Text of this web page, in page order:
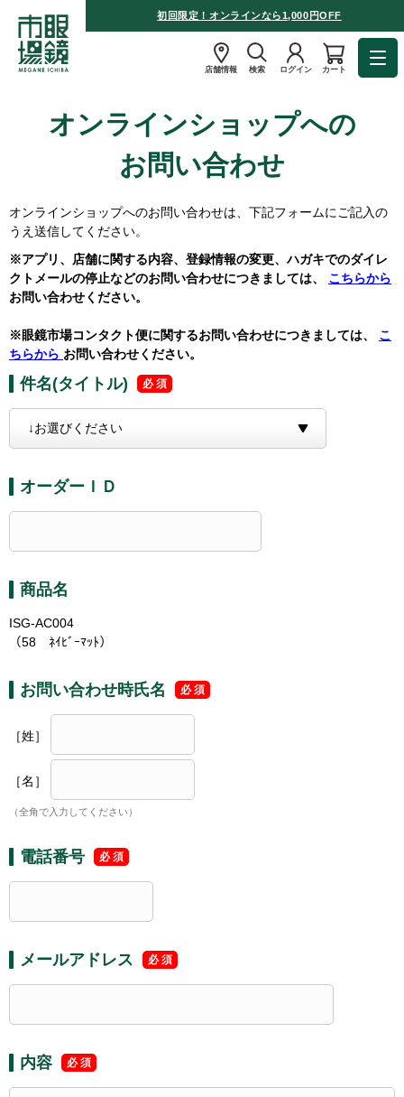
初回限定！オンラインなら1,000円OFF
店舗情報 検索 ログイン カート
オンラインショップへの
お問い合わせ
オンラインショップへのお問い合わせは、下記フォームにご記入の
うえ送信してください。
※アプリ、店舗に関する内容、登録情報の変更、ハガキでのダイレ
クトメールの停止などのお問い合わせにつきましては、 こちらから
お問い合わせください。
※眼鏡市場コンタクト便に関するお問い合わせにつきましては、 こ
ちらから お問い合わせください。
件名(タイトル)
オーダーＩＤ
商品名
ISG-AC004
（58 ﾈｲﾋﾞｰﾏｯﾄ）
お問い合わせ時氏名
［姓］
［名］
（全角で入力してください）
電話番号
メールアドレス
内容